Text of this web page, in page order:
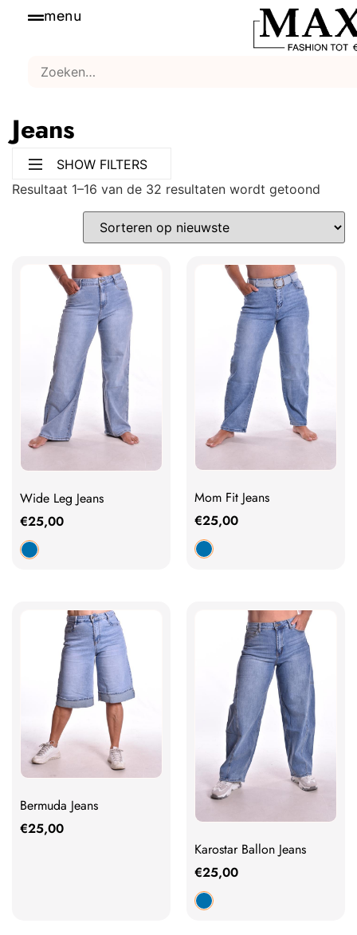
menu
Jeans
SHOW FILTERS
Resultaat 1–16 van de 32 resultaten wordt getoond
Wide Leg Jeans
€25,00
Mom Fit Jeans
€25,00
Bermuda Jeans
€25,00
Karostar Ballon Jeans
€25,00